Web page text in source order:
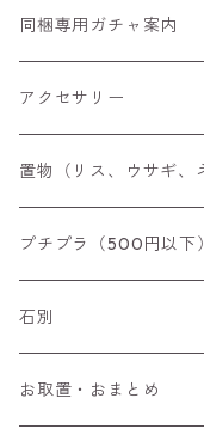
同梱専用ガチャ案内
アクセサリー
空枠
リング
ペンダントトップ
ブローチ
置物（リス、ウサギ、
プチプラ（500円以下）
石別
アイオライト
お取置・おまとめ